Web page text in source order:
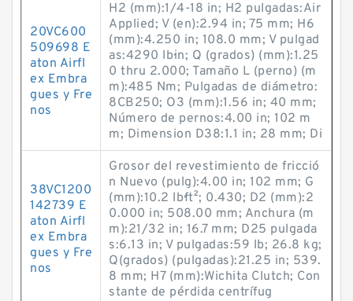
20VC600
509698 E
aton Airfl
ex Embra
gues y Fre
nos
H2 (mm):1/4-18 in; H2 pulgadas:Air
Applied; V (en):2.94 in; 75 mm; H6
(mm):4.250 in; 108.0 mm; V pulgad
as:4290 lb·in; Q (grados) (mm):1.25
0 thru 2.000; Tamaño L (perno) (m
m):485 Nm; Pulgadas de diámetro:
8CB250; O3 (mm):1.56 in; 40 mm;
Número de pernos:4.00 in; 102 m
m; Dimension D38:1.1 in; 28 mm; Di
38VC1200
142739 E
aton Airfl
ex Embra
gues y Fre
nos
Grosor del revestimiento de fricció
n Nuevo (pulg):4.00 in; 102 mm; G
(mm):10.2 lb·ft²; 0.430; D2 (mm):2
0.000 in; 508.00 mm; Anchura (m
m):21/32 in; 16.7 mm; D25 pulgada
s:6.13 in; V pulgadas:59 lb; 26.8 kg;
Q(grados) (pulgadas):21.25 in; 539.
8 mm; H7 (mm):Wichita Clutch; Con
stante de pérdida centrífug